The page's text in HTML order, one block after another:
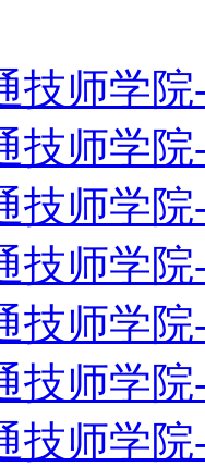
技师学
技师学
技师学
技师学
技师学
技师学
技师学